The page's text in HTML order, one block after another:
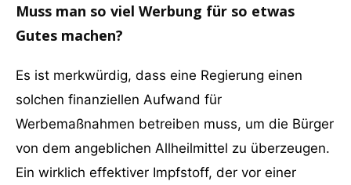
Muss man so viel Werbung für so etwas
Gutes machen?
Es ist merkwürdig, dass eine Regierung einen
solchen finanziellen Aufwand für
Werbemaßnahmen betreiben muss, um die Bürger
von dem angeblichen Allheilmittel zu überzeugen.
Ein wirklich effektiver Impfstoff, der vor einer